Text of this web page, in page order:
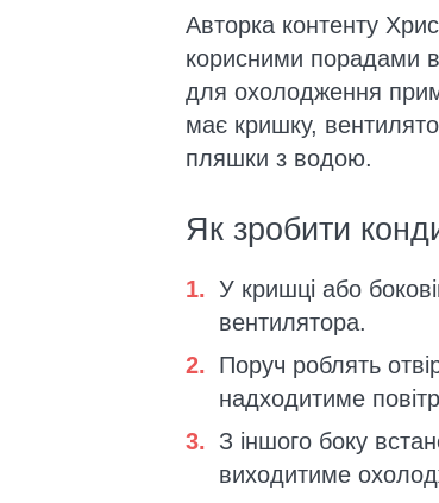
Авторка контенту
корисними порадами
для охолодження
має кришку,
пляшки з водою.
Як зробити
У кришці або
вентилятора.
Поруч роблять
надходитиме
З іншого боку
виходитиме